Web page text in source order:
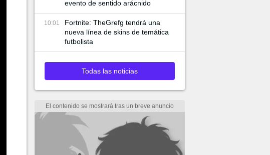
evento de sentido arácnido
10:01
Fortnite: TheGrefg tendrá una
nueva línea de skins de temática
futbolista
Todas las noticias